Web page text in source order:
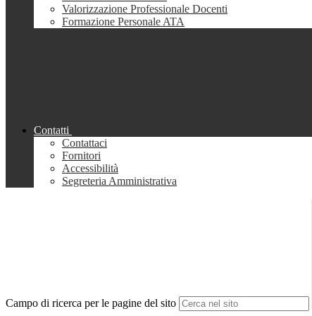
Valorizzazione Professionale Docenti
Formazione Personale ATA
Contatti
Contattaci
Fornitori
Accessibilità
Segreteria Amministrativa
Campo di ricerca per le pagine del sito